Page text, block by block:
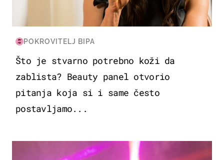
POKROVITELJ BIPA
Što je stvarno potrebno koži da
zablista? Beauty panel otvorio
pitanja koja si i same često
postavljamo...
KULTURA & ZABAVA